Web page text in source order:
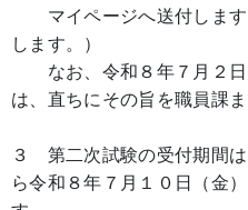
マイページへ送付します
します。）
なお、令和８年７月２日
は、直ちにその旨を職員課
３ 第二次試験の受付期間
ら令和８年７月１０日（金